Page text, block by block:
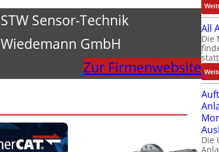
STW Sensor-Technik
Wiedemann GmbH
Zur Firmenwebsite
All
Die
Die